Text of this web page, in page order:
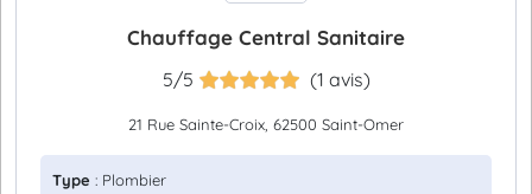
Chauffage Central Sanitaire
5/5 (1 avis)
21 Rue Sainte-Croix, 62500 Saint-Omer
Type : Plombier